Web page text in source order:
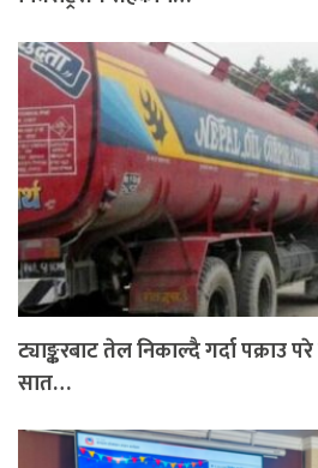
ट्याङ्करबाट तेल निकाल्दै गर्दा पक्राउ
सात…